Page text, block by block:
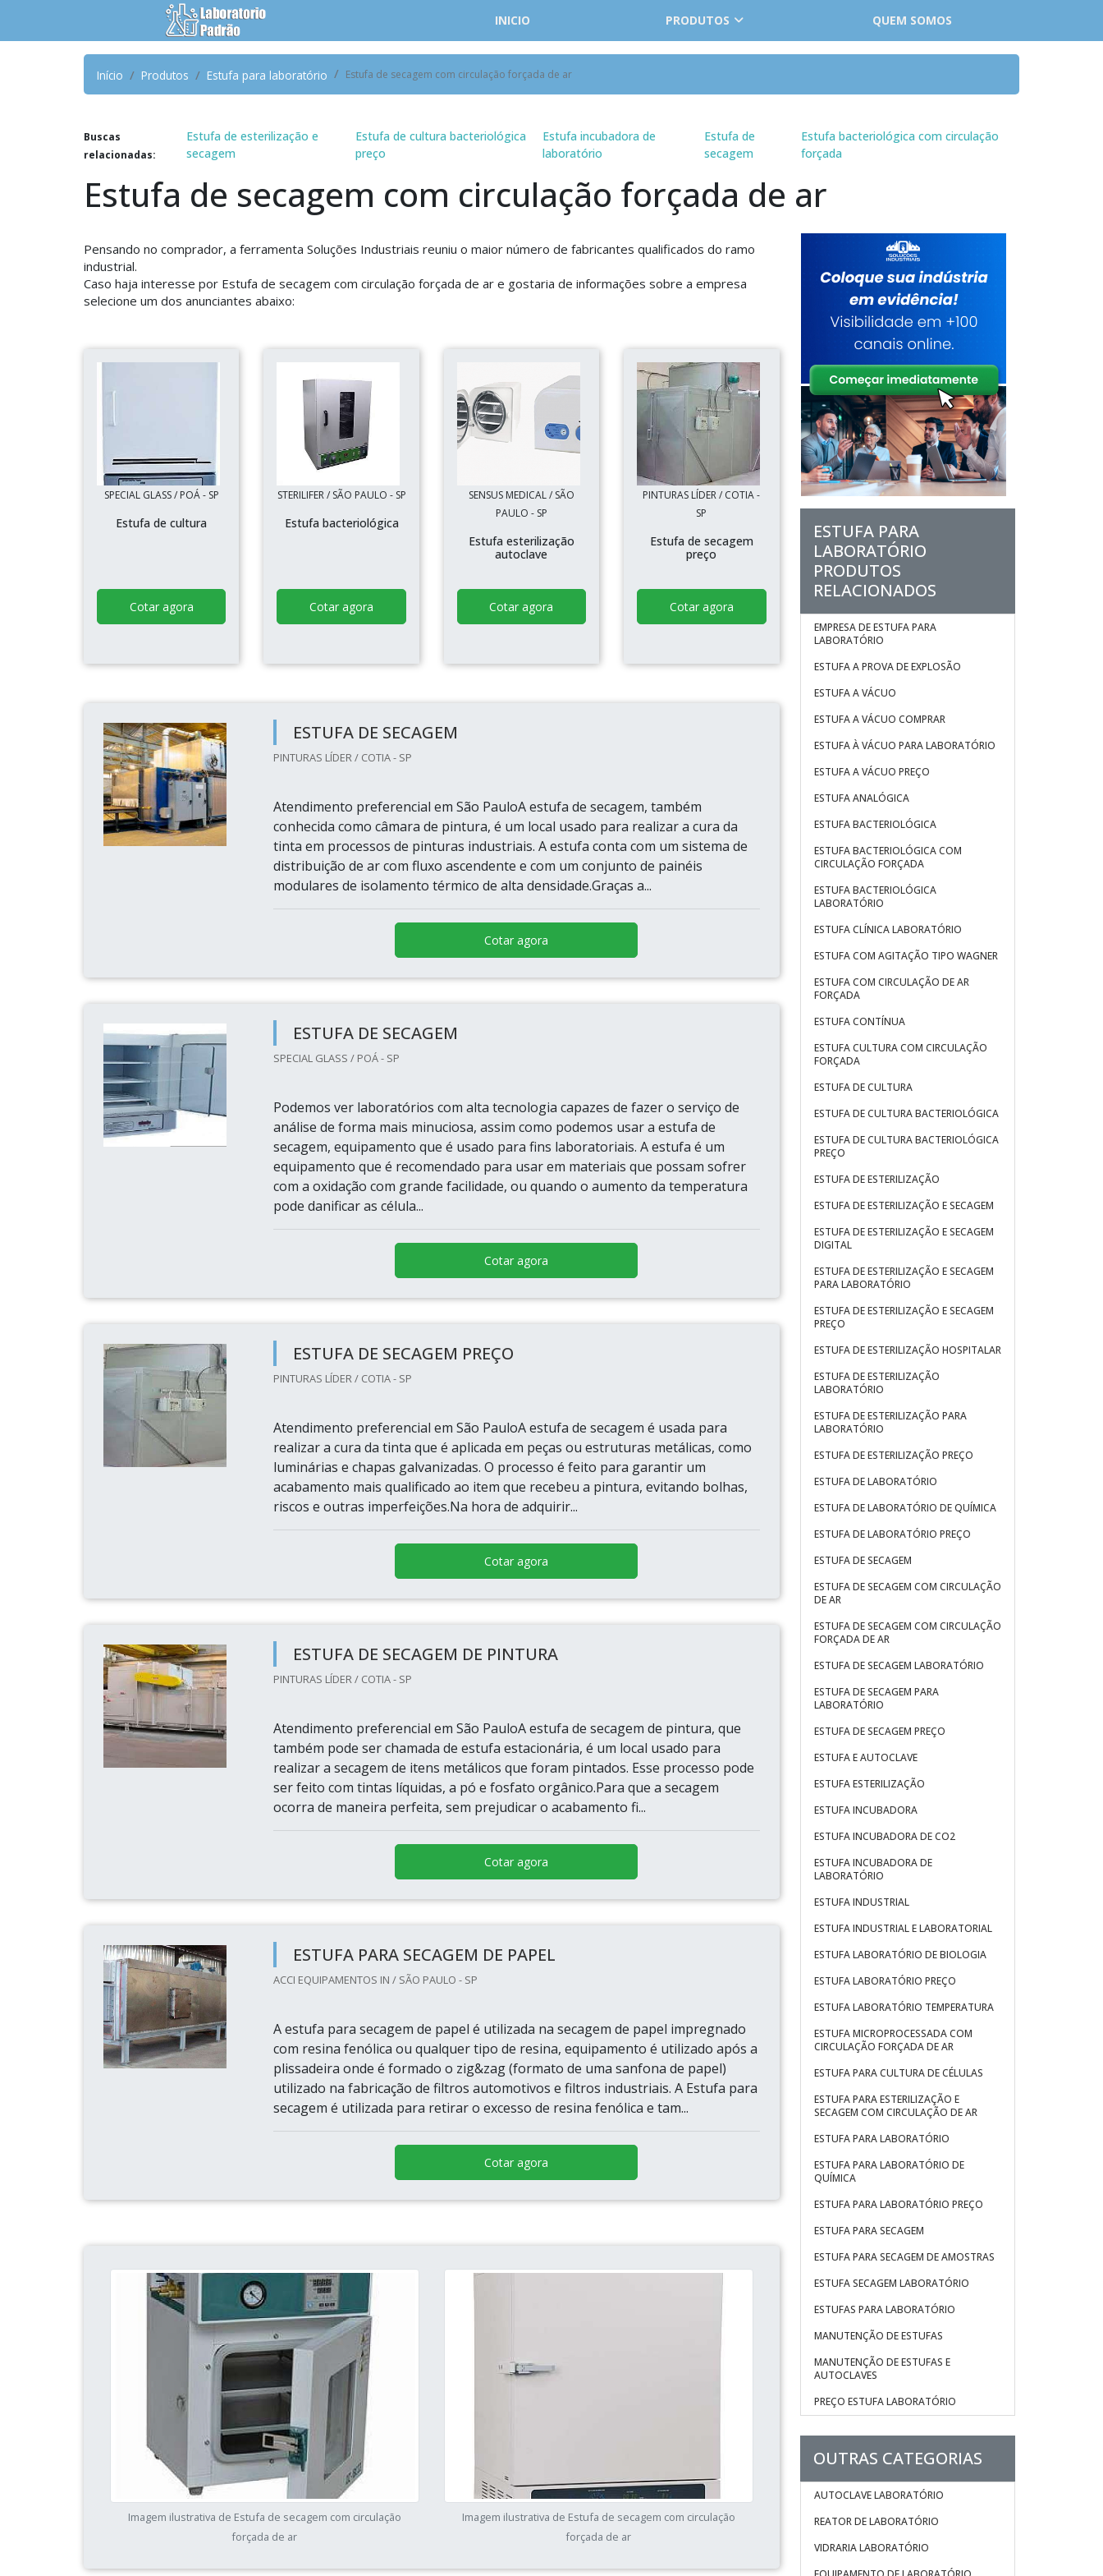
INICIO PRODUTOS QUEM SOMOS
Início Produtos Estufa para laboratório Estufa de secagem com circulação forçada de ar
Buscas
relacionadas:
Estufa de esterilização e
secagem
Estufa de cultura bacteriológica
preço
Estufa incubadora de
laboratório
Estufa de
secagem
Estufa bacteriológica com circulação
forçada
Estufa de secagem com circulação forçada de ar
Pensando no comprador, a ferramenta Soluções Industriais reuniu o maior número de fabricantes qualificados do ramo
industrial.
Caso haja interesse por Estufa de secagem com circulação forçada de ar e gostaria de informações sobre a empresa
selecione um dos anunciantes abaixo:
SPECIAL GLASS / POÁ - SP
Estufa de cultura
Cotar agora
STERILIFER / SÃO PAULO - SP
Estufa bacteriológica
Cotar agora
SENSUS MEDICAL / SÃO
PAULO - SP
Estufa esterilização
autoclave
Cotar agora
PINTURAS LÍDER / COTIA -
SP
Estufa de secagem
preço
Cotar agora
ESTUFA DE SECAGEM
PINTURAS LÍDER / COTIA - SP
Atendimento preferencial em São PauloA estufa de secagem, também
conhecida como câmara de pintura, é um local usado para realizar a cura da
tinta em processos de pinturas industriais. A estufa conta com um sistema de
distribuição de ar com fluxo ascendente e com um conjunto de painéis
modulares de isolamento térmico de alta densidade.Graças a...
Cotar agora
ESTUFA DE SECAGEM
SPECIAL GLASS / POÁ - SP
Podemos ver laboratórios com alta tecnologia capazes de fazer o serviço de
análise de forma mais minuciosa, assim como podemos usar a estufa de
secagem, equipamento que é usado para fins laboratoriais. A estufa é um
equipamento que é recomendado para usar em materiais que possam sofrer
com a oxidação com grande facilidade, ou quando o aumento da temperatura
pode danificar as célula...
Cotar agora
ESTUFA DE SECAGEM PREÇO
PINTURAS LÍDER / COTIA - SP
Atendimento preferencial em São PauloA estufa de secagem é usada para
realizar a cura da tinta que é aplicada em peças ou estruturas metálicas, como
luminárias e chapas galvanizadas. O processo é feito para garantir um
acabamento mais qualificado ao item que recebeu a pintura, evitando bolhas,
riscos e outras imperfeições.Na hora de adquirir...
Cotar agora
ESTUFA DE SECAGEM DE PINTURA
PINTURAS LÍDER / COTIA - SP
Atendimento preferencial em São PauloA estufa de secagem de pintura, que
também pode ser chamada de estufa estacionária, é um local usado para
realizar a secagem de itens metálicos que foram pintados. Esse processo pode
ser feito com tintas líquidas, a pó e fosfato orgânico.Para que a secagem
ocorra de maneira perfeita, sem prejudicar o acabamento fi...
Cotar agora
ESTUFA PARA SECAGEM DE PAPEL
ACCI EQUIPAMENTOS IN / SÃO PAULO - SP
A estufa para secagem de papel é utilizada na secagem de papel impregnado
com resina fenólica ou qualquer tipo de resina, equipamento é utilizado após a
plissadeira onde é formado o zig&zag (formato de uma sanfona de papel)
utilizado na fabricação de filtros automotivos e filtros industriais. A Estufa para
secagem é utilizada para retirar o excesso de resina fenólica e tam...
Cotar agora
Imagem ilustrativa de Estufa de secagem com circulação
forçada de ar
Imagem ilustrativa de Estufa de secagem com circulação
forçada de ar
ESTUFA PARA
LABORATÓRIO
PRODUTOS
RELACIONADOS
EMPRESA DE ESTUFA PARA
LABORATÓRIO
ESTUFA A PROVA DE EXPLOSÃO
ESTUFA A VÁCUO
ESTUFA A VÁCUO COMPRAR
ESTUFA À VÁCUO PARA LABORATÓRIO
ESTUFA A VÁCUO PREÇO
ESTUFA ANALÓGICA
ESTUFA BACTERIOLÓGICA
ESTUFA BACTERIOLÓGICA COM
CIRCULAÇÃO FORÇADA
ESTUFA BACTERIOLÓGICA
LABORATÓRIO
ESTUFA CLÍNICA LABORATÓRIO
ESTUFA COM AGITAÇÃO TIPO WAGNER
ESTUFA COM CIRCULAÇÃO DE AR
FORÇADA
ESTUFA CONTÍNUA
ESTUFA CULTURA COM CIRCULAÇÃO
FORÇADA
ESTUFA DE CULTURA
ESTUFA DE CULTURA BACTERIOLÓGICA
ESTUFA DE CULTURA BACTERIOLÓGICA
PREÇO
ESTUFA DE ESTERILIZAÇÃO
ESTUFA DE ESTERILIZAÇÃO E SECAGEM
ESTUFA DE ESTERILIZAÇÃO E SECAGEM
DIGITAL
ESTUFA DE ESTERILIZAÇÃO E SECAGEM
PARA LABORATÓRIO
ESTUFA DE ESTERILIZAÇÃO E SECAGEM
PREÇO
ESTUFA DE ESTERILIZAÇÃO HOSPITALAR
ESTUFA DE ESTERILIZAÇÃO
LABORATÓRIO
ESTUFA DE ESTERILIZAÇÃO PARA
LABORATÓRIO
ESTUFA DE ESTERILIZAÇÃO PREÇO
ESTUFA DE LABORATÓRIO
ESTUFA DE LABORATÓRIO DE QUÍMICA
ESTUFA DE LABORATÓRIO PREÇO
ESTUFA DE SECAGEM
ESTUFA DE SECAGEM COM CIRCULAÇÃO
DE AR
ESTUFA DE SECAGEM COM CIRCULAÇÃO
FORÇADA DE AR
ESTUFA DE SECAGEM LABORATÓRIO
ESTUFA DE SECAGEM PARA
LABORATÓRIO
ESTUFA DE SECAGEM PREÇO
ESTUFA E AUTOCLAVE
ESTUFA ESTERILIZAÇÃO
ESTUFA INCUBADORA
ESTUFA INCUBADORA DE CO2
ESTUFA INCUBADORA DE
LABORATÓRIO
ESTUFA INDUSTRIAL
ESTUFA INDUSTRIAL E LABORATORIAL
ESTUFA LABORATÓRIO DE BIOLOGIA
ESTUFA LABORATÓRIO PREÇO
ESTUFA LABORATÓRIO TEMPERATURA
ESTUFA MICROPROCESSADA COM
CIRCULAÇÃO FORÇADA DE AR
ESTUFA PARA CULTURA DE CÉLULAS
ESTUFA PARA ESTERILIZAÇÃO E
SECAGEM COM CIRCULAÇÃO DE AR
ESTUFA PARA LABORATÓRIO
ESTUFA PARA LABORATÓRIO DE
QUÍMICA
ESTUFA PARA LABORATÓRIO PREÇO
ESTUFA PARA SECAGEM
ESTUFA PARA SECAGEM DE AMOSTRAS
ESTUFA SECAGEM LABORATÓRIO
ESTUFAS PARA LABORATÓRIO
MANUTENÇÃO DE ESTUFAS
MANUTENÇÃO DE ESTUFAS E
AUTOCLAVES
PREÇO ESTUFA LABORATÓRIO
OUTRAS CATEGORIAS
AUTOCLAVE LABORATÓRIO
REATOR DE LABORATÓRIO
VIDRARIA LABORATÓRIO